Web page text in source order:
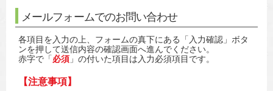
メールフォームでのお問い合わせ
各項目を入力の上、フォームの真下にある「入力確認」ボタ
ンを押して送信内容の確認画面へ進んでください。
赤字で「必須 」の付いた項目は入力必須項目です。
【注意事項】